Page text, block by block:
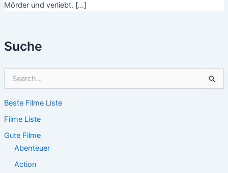
Suche
h
n
n
Beste Filme Liste
Filme Liste
Gute Filme
Abenteuer
Action
Mörder und verliebt. […]